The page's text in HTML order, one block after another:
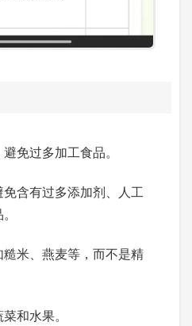
免过多加工食品。
含有过多添加剂、人工
米、燕麦等，而不是精
和水果。